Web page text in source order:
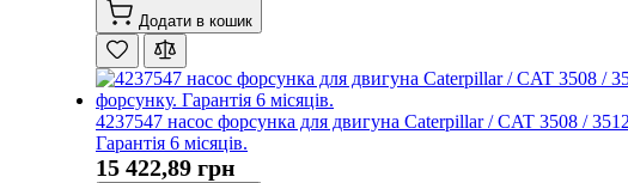
Додати в кошик
4237547 насос форсунка для двигуна Caterpillar / CAT 3508 /
Гарантія 6 місяців.
15 422,89 грн